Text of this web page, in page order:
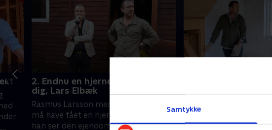
Samtykke
2. Endnu en hjerneblødning fra
dig, Lars Elbæk
Rasmus Larsson mener, at Lars Elbæk
må have fået en hjerneblødning, da
han ser den ejendom, som de har
Lars Elbæk og Rasmus
havnet i en akut svær
bygge en strandvejsvilla.